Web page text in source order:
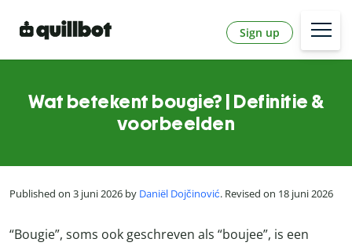
Sign up
Wat betekent bougie? | Definitie &
voorbeelden
Published on 3 juni 2026 by Daniël Dojčinović. Revised on 18 juni 2026
“Bougie”, soms ook geschreven als “boujee”, is een